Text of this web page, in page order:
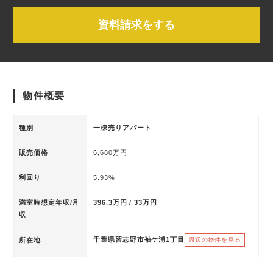
資料請求をする
物件概要
種別 一棟売りアパート
販売価格 6,680万円
利回り 5.93%
満室時想定年収/月
収
396.3万円 / 33万円
所在地 千葉県習志野市袖ケ浦1丁目 周辺の物件を見る